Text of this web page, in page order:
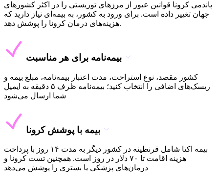
پاندمی کرونا قوانین عبور از مرزهای توریستی را در اکثر کشورهای
جهان تغییر داده است. برای ورود به کشور، به بیمه‌ای نیاز دارید که
هزینه‌های درمان کرونا را پوشش دهد.
بیمه‌نامه برای هر مناسبت
کشور مقصد، نوع استراحت، مدت اعتبار بیمه‌نامه، مبلغ بیمه و
ریسک‌های اضافی را انتخاب کنید؛ بیمه‌نامه ظرف ۵ دقیقه به ایمیل
شما ارسال می‌شود
بیمه با پوشش کرونا
بیمه اکتا شامل قرنطینه در کشور دیگر به مدت ۱۴ روز با پرداخت
هزینه اقامت تا ۷۰ دلار در روز است. همچنین تست کرونا و
درمان‌های پزشکی یا بستری را پوشش می‌دهد